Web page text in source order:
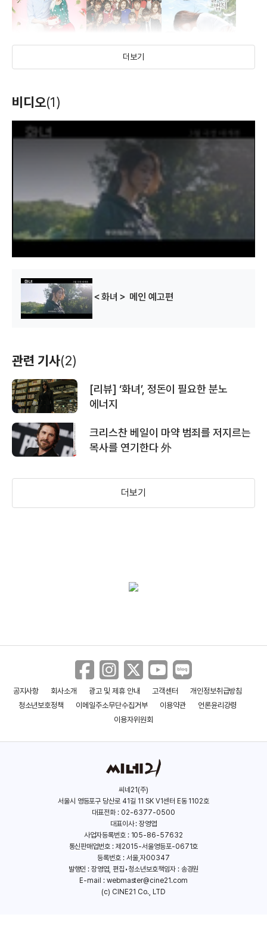
애타는 로맨스
배우(이유미)
배우
더보기
비디오(1)
s
＜화녀＞ 메인 예고편
관련 기사(2)
[리뷰] ‘화녀’, 정돈이 필요한 분노
에너지
크리스찬 베일이 마약 범죄를 저지르는
목사를 연기한다 外
더보기
공지사항 회사소개 광고 및 제휴 안내 고객센터
개인정보취급방침
청소년보호정책
이메일주소무단수집거부 이용약관
언론윤리강령
이용자위원회
씨네21(주)
서울시 영등포구 당산로 41길 11 SK V1센터 E동 1102호
대표전화 : 02-6377-0500
대표이사 : 장영엽
사업자등록번호 : 105-86-57632
통신판매업번호 : 제2015-서울영등포-0671호
등록번호 : 서울,자00347
발행인 : 장영엽, 편집•청소년보호책임자 : 송경원
E-mail : webmaster@cine21.com
(c) CINE21 Co., LTD